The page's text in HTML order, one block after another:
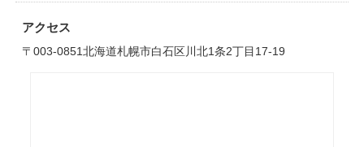
アクセス
〒003-0851北海道札幌市白石区川北1条2丁目17-19